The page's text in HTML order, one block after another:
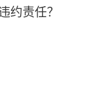
约责任？